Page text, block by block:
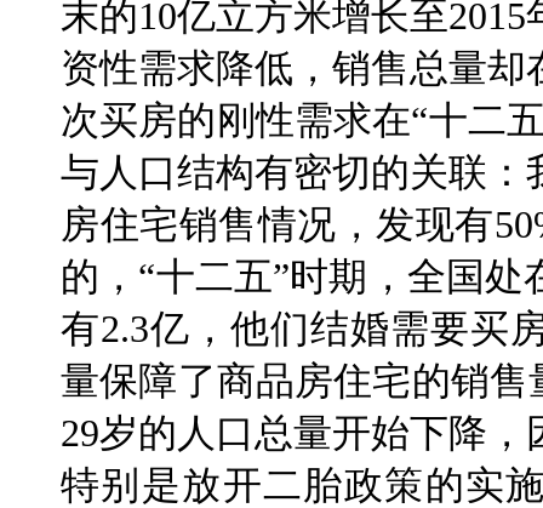
末的10亿立方米增长至
资性需求降低，销售总量
次买房的刚性需求在“十二
与人口结构有密切的关联
房住宅销售情况，发现有
的，“十二五”时期，全国
有2.3亿，他们结婚需要买
量保障了商品房住宅的销
29岁的人口总量开始下降
特别是放开二胎政策的实